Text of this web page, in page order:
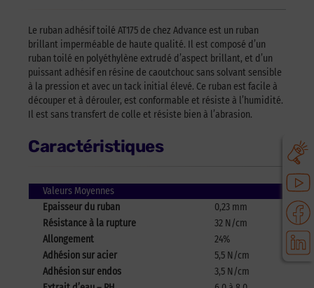
Le ruban adhésif toilé AT175 de chez Advance est un ruban
brillant imperméable de haute qualité. Il est composé d’un
ruban toilé en polyéthylène extrudé d’aspect brillant, et d’un
puissant adhésif en résine de caoutchouc sans solvant sensible
à la pression et avec un tack initial élevé. Ce ruban est facile à
découper et à dérouler, est conformable et résiste à l’humidité.
Il est sans transfert de colle et résiste bien à l’abrasion.
Caractéristiques
Valeurs Moyennes
Epaisseur du ruban
0,23 mm
Résistance à la rupture
32 N/cm
Allongement
24%
Adhésion sur acier
5,5 N/cm
Adhésion sur endos
3,5 N/cm